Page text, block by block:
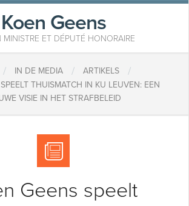
Koen Geens
MINISTRE ET DÉPUTÉ HONORAIRE
/ IN DE MEDIA / ARTIKELS /
THUISMATCH IN KU LEUVEN: EEN
VISIE IN HET STRAFBELEID
Geens speelt